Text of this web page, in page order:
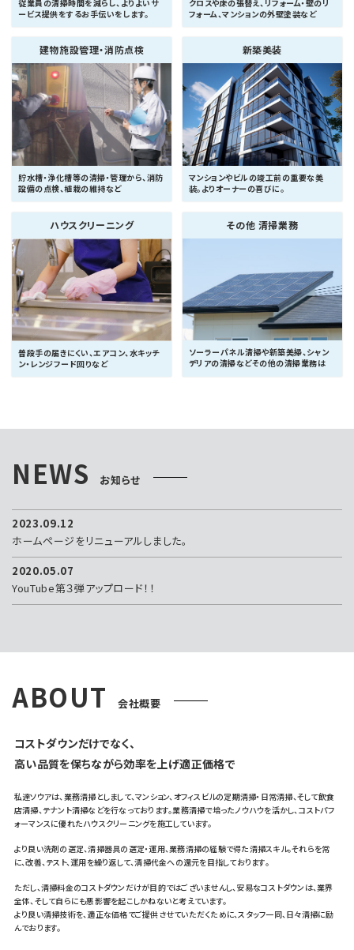
従業員の清掃時間を減らし、よりよいサ
ービス提供をするお手伝いをします。
クロスや床の張替え、リフォーム・壁のリ
フォーム、マンションの外壁塗装など
建物施設管理・消防点検
貯水槽・浄化槽等の清掃・管理から、消防
設備の点検、植栽の維持など
新築美装
マンションやビルの竣工前の重要な美
装。よりオーナーの喜びに。
ハウスクリーニング
普段手の届きにくい、エアコン、水キッチ
ン・レンジフード回りなど
その他 清掃業務
ソーラーパネル清掃や新築美掃、シャン
デリアの清掃などその他の清掃業務は
NEWS お知らせ
2023.09.12
ホームページをリニューアルしました。
2020.05.07
YouTube第３弾アップロード！！
ABOUT 会社概要
コストダウンだけでなく、
高い品質を保ちながら効率を上げ適正価格で
私達ソウアは、業務清掃としまして、マンション、オフィスビルの定期清掃・日常清掃、そして飲食
店清掃、テナント清掃などを行なっております。業務清掃で培ったノウハウを活かし、コストパフ
ォーマンスに優れたハウスクリーニングを施工しています。
より良い洗剤の選定、清掃器具の選定・運用、業務清掃の経験で得た清掃スキル。それらを常
に、改善、テスト、運用を繰り返して、清掃代金への還元を目指しております。
ただし、清掃料金のコストダウンだけが目的ではございませんし、安易なコストダウンは、業界
全体、そして自らにも悪影響を起こしかねないと考えています。
より良い清掃技術を、適正な価格でご提供させていただくために、スタッフ一同、日々清掃に励
んでおります。